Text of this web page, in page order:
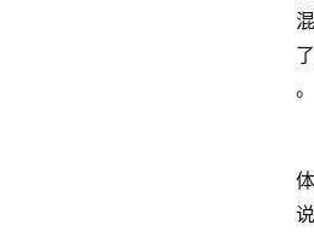
混
了
。
体
说